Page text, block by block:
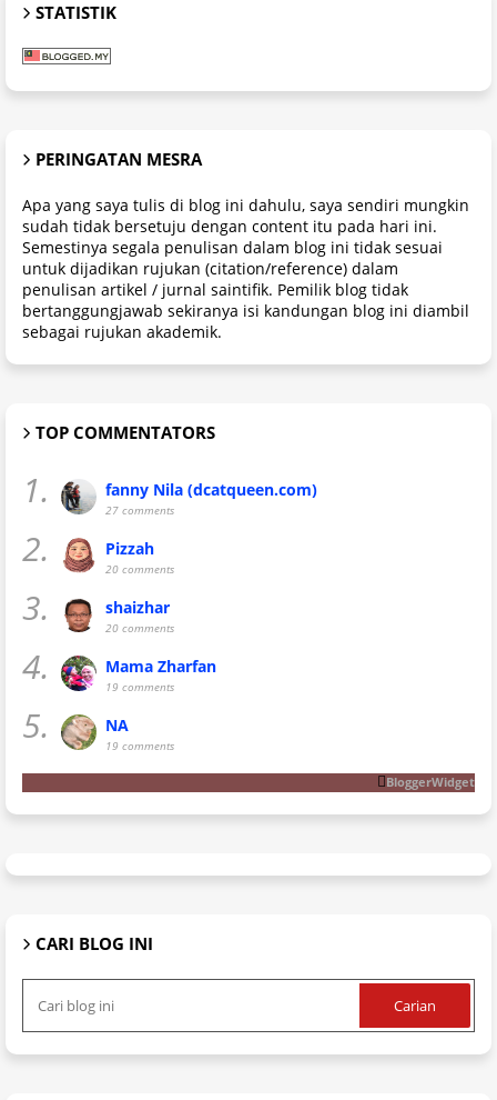
STATISTIK
PERINGATAN MESRA
Apa yang saya tulis di blog ini dahulu, saya sendiri mungkin
sudah tidak bersetuju dengan content itu pada hari ini.
Semestinya segala penulisan dalam blog ini tidak sesuai
untuk dijadikan rujukan (citation/reference) dalam
penulisan artikel / jurnal saintifik. Pemilik blog tidak
bertanggungjawab sekiranya isi kandungan blog ini diambil
sebagai rujukan akademik.
TOP COMMENTATORS
1. fanny Nila (dcatqueen.com)
27 comments
2. Pizzah
20 comments
3. shaizhar
20 comments
4. Mama Zharfan
19 comments
5. NA
19 comments
BloggerWidget
CARI BLOG INI